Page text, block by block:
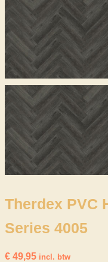
Therdex PVC
Series 4005
€ 49,95 incl. btw